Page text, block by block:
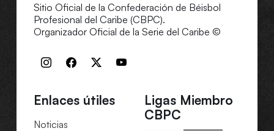
Sitio Oficial de la Confederación de Béisbol
Profesional del Caribe (CBPC).
Organizador Oficial de la Serie del Caribe ©
Enlaces útiles
Noticias
Ligas Miembro
CBPC